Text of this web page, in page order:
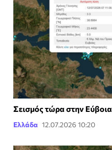
Σεισμός τώρα στην Εύβοια
Ελλάδα 12.07.2026 10:20